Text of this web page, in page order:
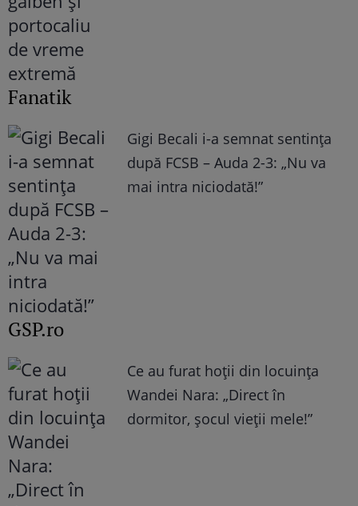
Fanatik
Gigi Becali i-a semnat sentința
după FCSB – Auda 2-3: „Nu va
mai intra niciodată!”
GSP.ro
Ce au furat hoții din locuința
Wandei Nara: „Direct în
dormitor, șocul vieții mele!”